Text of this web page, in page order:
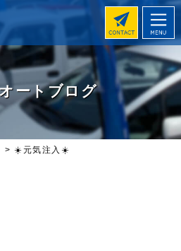
ートブログ
> ☀️元気注入☀️